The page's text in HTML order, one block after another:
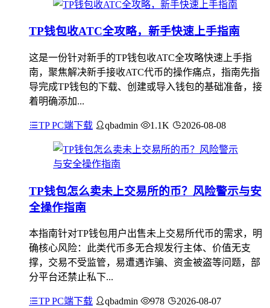
TP钱包收ATC全攻略，新手快速上手指南
这是一份针对新手的TP钱包收ATC全攻略快速上手指
南，聚焦解决新手接收ATC代币的操作痛点，指南先指
导完成TP钱包的下载、创建或导入钱包的基础准备，接
着明确添加...
TP PC端下载 qbadmin 1.1K 2026-08-08
TP钱包怎么卖未上交易所的币？风险警示与安
全操作指南
本指南针对TP钱包用户出售未上交易所代币的需求，明
确核心风险：此类代币多无合规发行主体、价值无支
撑，交易不受监管，易遭遇诈骗、资金被盗等问题，部
分平台还禁止私下...
TP PC端下载 qbadmin 978 2026-08-07